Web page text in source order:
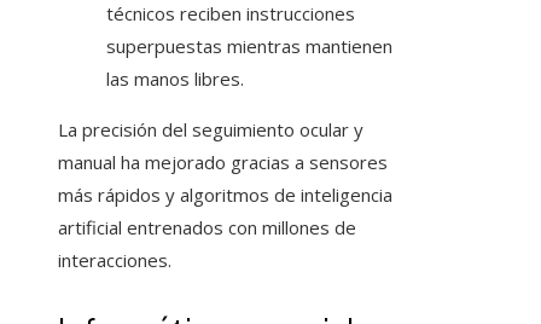
técnicos reciben instrucciones
superpuestas mientras mantienen
las manos libres.
La precisión del seguimiento ocular y
manual ha mejorado gracias a sensores
más rápidos y algoritmos de inteligencia
artificial entrenados con millones de
interacciones.